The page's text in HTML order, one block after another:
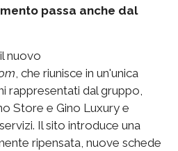
passa anche dal
nuovo
, che riunisce in un'unica
rappresentati dal gruppo,
Store e Gino Luxury e
Il sito introduce una
ripensata, nuove schede